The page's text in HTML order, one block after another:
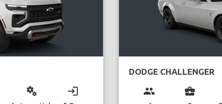
miscellaneous_services login
DODGE CHALLENGER
group business_center